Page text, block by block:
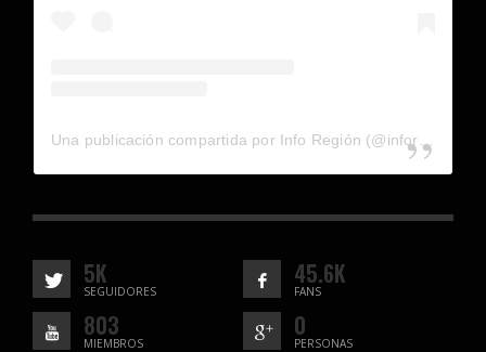
5K
SEGUIDORES
45.6K
FANS
803
MIEMBROS
0
PERSONAS